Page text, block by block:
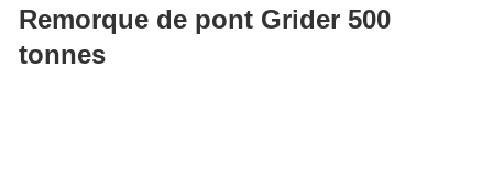
de pont Grider 500 tonnes
Remorque de pont Grider 500
tonnes